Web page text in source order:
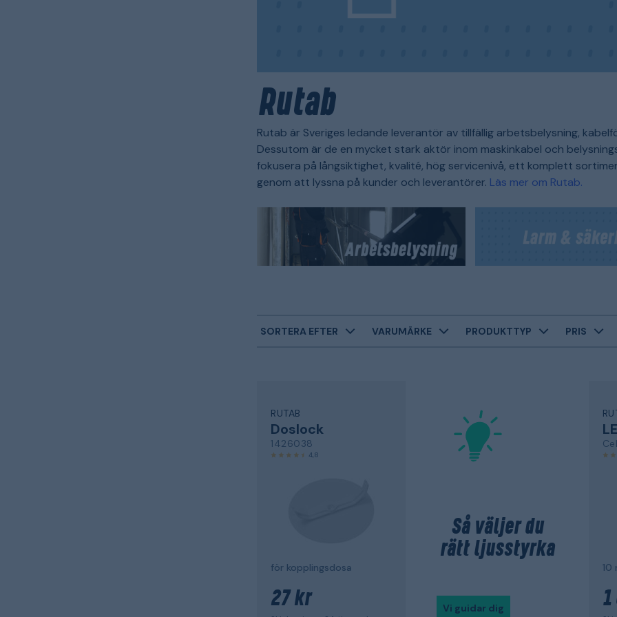
Rutab
Rutab är Sveriges ledande leverantör av tillfällig arbetsbelysning,
Dessutom är de en mycket stark aktör inom maskinkabel och
fokusera på långsiktighet, kvalité, hög servicenivå, ett komplett
genom att lyssna på kunder och leverantörer. Läs mer om Rutab.
SORTERA EFTER VARUMÄRKE PRODUKTTYP PRIS
RUTAB
Doslock
1426038
4,8
för kopplingsdosa
27 kr
Så väljer du
rätt ljusstyrka
Vi guidar dig
10
1